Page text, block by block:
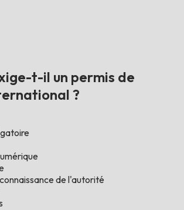
t-il un permis de
?
de l'autorité